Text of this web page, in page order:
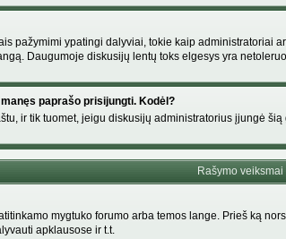
pažymimi ypatingi dalyviai, tokie kaip
Daugumoje diskusijų lentų toks elgesys yra
paprašo prisijungti. Kodėl?
ir tik tuomet, jeigu diskusijų administratorius įjungė
Rašymo veiksmai
mygtuko forumo arba temos lange. Prieš ką
apklausose ir t.t.